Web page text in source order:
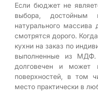
Если бюджет не
выбора, достойным
натурального
смотрятся дорого.
кухни на заказ по
выполненные из
долговечен и может
поверхностей, в том
место практически в